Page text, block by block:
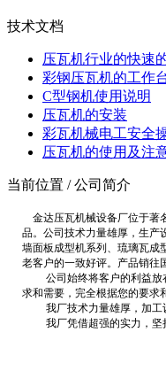
技术文档
压瓦机行业的快速
彩钢压瓦机的工作
C型钢机使用说明
压瓦机的安装
彩瓦机械电工安全
压瓦机的使用及注
当前位置 / 公司简介
金达压瓦机械设备厂位于著
品。公司技术力量雄厚，生产
墙面板成型机系列、琉璃瓦成
老客户的一致好评。产品销往
公司始终将客户的利益放在
求和需要，完全根据您的要求
我厂技术力量雄厚，加工设
我厂凭借超强的实力，坚持